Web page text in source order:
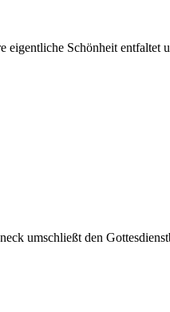
eigentliche Schönheit entfaltet
umschließt den